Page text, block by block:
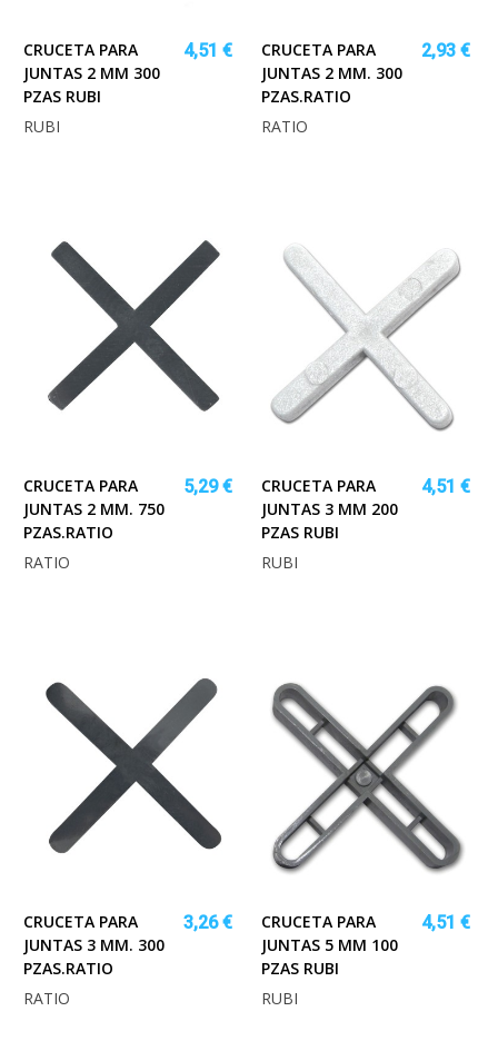
CRUCETA PARA
JUNTAS 2 MM 300
PZAS RUBI
4,51 €
RUBI
CRUCETA PARA
JUNTAS 2 MM. 300
PZAS.RATIO
2,93 €
RATIO
CRUCETA PARA
JUNTAS 2 MM. 750
PZAS.RATIO
5,29 €
RATIO
CRUCETA PARA
JUNTAS 3 MM 200
PZAS RUBI
4,51 €
RUBI
CRUCETA PARA
JUNTAS 3 MM. 300
PZAS.RATIO
3,26 €
RATIO
CRUCETA PARA
JUNTAS 5 MM 100
PZAS RUBI
4,51 €
RUBI